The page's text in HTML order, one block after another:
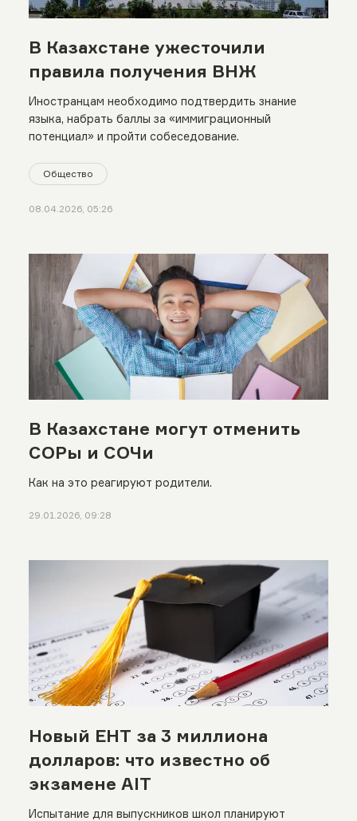
В Казахстане ужесточили
правила получения ВНЖ
Иностранцам необходимо подтвердить знание
языка, набрать баллы за «иммиграционный
потенциал» и пройти собеседование.
Общество
08.04.2026, 05:26
В Казахстане могут отменить
СОРы и СОЧи
Как на это реагируют родители.
29.01.2026, 09:28
Новый ЕНТ за 3 миллиона
долларов: что известно об
экзамене AIT
Испытание для выпускников школ планируют